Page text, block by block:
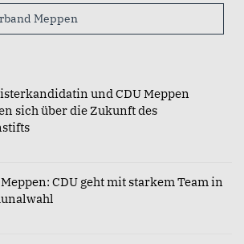
Meppen
und CDU Meppen
sich über die Zukunft des
CDU geht mit starkem Team in